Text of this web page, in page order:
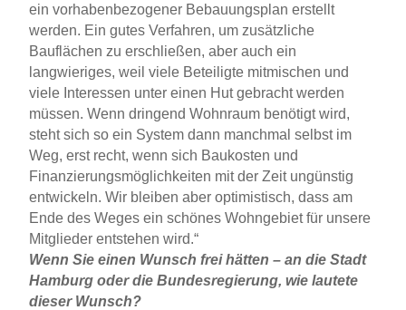
ein vorhabenbezogener Bebauungsplan erstellt
werden. Ein gutes Verfahren, um zusätzliche
Bauflächen zu erschließen, aber auch ein
langwieriges, weil viele Beteiligte mitmischen und
viele Interessen unter einen Hut gebracht werden
müssen. Wenn dringend Wohnraum benötigt wird,
steht sich so ein System dann manchmal selbst im
Weg, erst recht, wenn sich Baukosten und
Finanzierungsmöglichkeiten mit der Zeit ungünstig
entwickeln. Wir bleiben aber optimistisch, dass am
Ende des Weges ein schönes Wohngebiet für unsere
Mitglieder entstehen wird.“
Wenn Sie einen Wunsch frei hätten – an die Stadt
Hamburg oder die Bundesregierung, wie lautete
dieser Wunsch?